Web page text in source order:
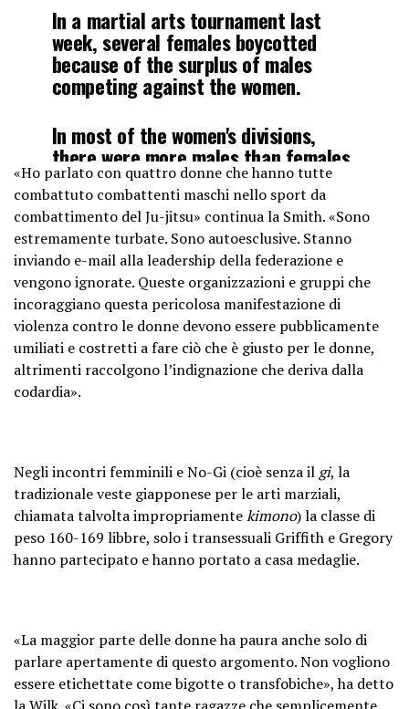
In a martial arts tournament last
week, several females boycotted
because of the surplus of males
competing against the women.
In most of the women's divisions,
there were more males than females
competing. In one of the women's
division, there were ONLY males left
competing as…
pic.twitter.com/nULMvHBDVV
— Riley Gaines (@Riley_Gaines_)
October 27, 2023
«Ho parlato con quattro donne che hanno tutte
combattuto combattenti maschi nello sport da
combattimento del Ju-jitsu» continua la Smith. «Sono
estremamente turbate. Sono autoesclusive. Stanno
inviando e-mail alla leadership della federazione e
vengono ignorate. Queste organizzazioni e gruppi che
incoraggiano questa pericolosa manifestazione di
violenza contro le donne devono essere pubblicamente
umiliati e costretti a fare ciò che è giusto per le donne,
altrimenti raccolgono l’indignazione che deriva dalla
codardia».
Negli incontri femminili e No-Gi (cioè senza il gi, la
tradizionale veste giapponese per le arti marziali,
chiamata talvolta impropriamentekimono) la classe di
peso 160-169 libbre, solo i transessuali Griffith e Gregory
hanno partecipato e hanno portato a casa medaglie.
«La maggior parte delle donne ha paura anche solo di
parlare apertamente di questo argomento. Non vogliono
essere etichettate come bigotte o transfobiche», ha detto